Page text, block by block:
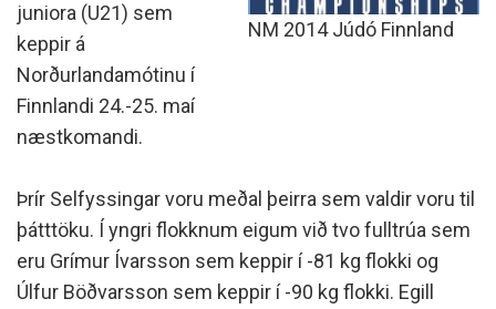
NM 2014 Júdó Finnland
juniora (U21) sem
keppir á
Norðurlandamótinu í
Finnlandi 24.-25. maí
næstkomandi.
Þrír Selfyssingar voru meðal þeirra sem valdir voru til
þátttöku. Í yngri flokknum eigum við tvo fulltrúa sem
eru Grímur Ívarsson sem keppir í -81 kg flokki og
Úlfur Böðvarsson sem keppir í -90 kg flokki. Egill